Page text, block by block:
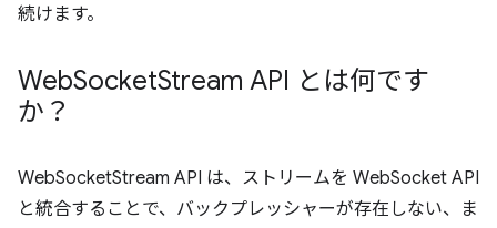
続けます。
WebSocketStream API とは何です
か？
WebSocketStream API は、ストリームを WebSocket API
と統合することで、バックプレッシャーが存在しない、ま